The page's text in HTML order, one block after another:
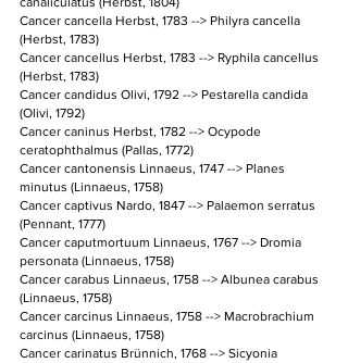
Cancer cancella Herbst, 1783 --> Philyra cancella
(Herbst, 1783)
Cancer cancellus Herbst, 1783 --> Ryphila cancellus
(Herbst, 1783)
Cancer candidus Olivi, 1792 --> Pestarella candida
(Olivi, 1792)
Cancer caninus Herbst, 1782 --> Ocypode
ceratophthalmus (Pallas, 1772)
Cancer cantonensis Linnaeus, 1747 --> Planes
minutus (Linnaeus, 1758)
Cancer captivus Nardo, 1847 --> Palaemon serratus
(Pennant, 1777)
Cancer caputmortuum Linnaeus, 1767 --> Dromia
personata (Linnaeus, 1758)
Cancer carabus Linnaeus, 1758 --> Albunea carabus
(Linnaeus, 1758)
Cancer carcinus Linnaeus, 1758 --> Macrobrachium
carcinus (Linnaeus, 1758)
Cancer carinatus Brünnich, 1768 --> Sicyonia